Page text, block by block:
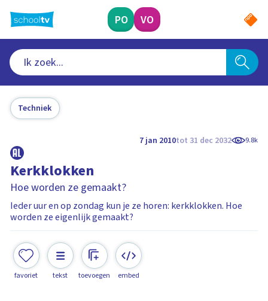
naar
hoofdinhoud
PO VO
Techniek
7 jan 2010tot 31 dec 2032 9.8k
Kerkklokken
Hoe worden ze gemaakt?
Ieder uur en op zondag kun je ze horen: kerkklokken. Hoe
worden ze eigenlijk gemaakt?
favoriet tekst toevoegen embed